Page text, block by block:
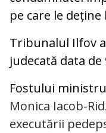
pe care le
Tribunalul Ilfov
judecată data de
Fostului
Monica Iacob-
executării